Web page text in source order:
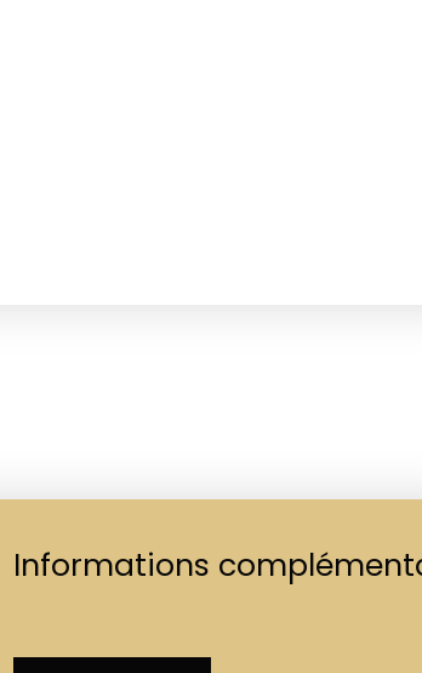
Informations